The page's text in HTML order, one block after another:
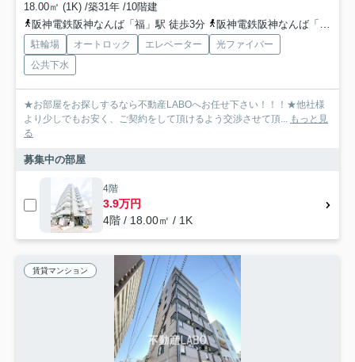
18.00㎡ (1K) /築31年 /10階建
阪神電鉄阪神なんば「福」駅 徒歩3分
阪神電鉄阪神なんば「出来島」駅 徒歩9分
駐輪場 オートロック エレベーター
光ファイバー
公共下水
★お部屋をお探しするなら不動産LABOへお任せ下さい！！！★他社様
より少しでもお安く、ご契約をして頂けるよう交渉させて頂... もっと見
る
募集中の部屋
4階
3.9万円
4階 / 18.00㎡ / 1K
賃貸マンション